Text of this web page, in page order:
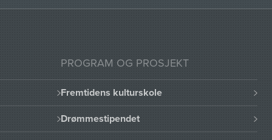
PROGRAM OG PROSJEKT
Fremtidens kulturskole
Drømmestipendet